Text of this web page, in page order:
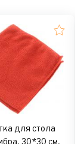
для стола